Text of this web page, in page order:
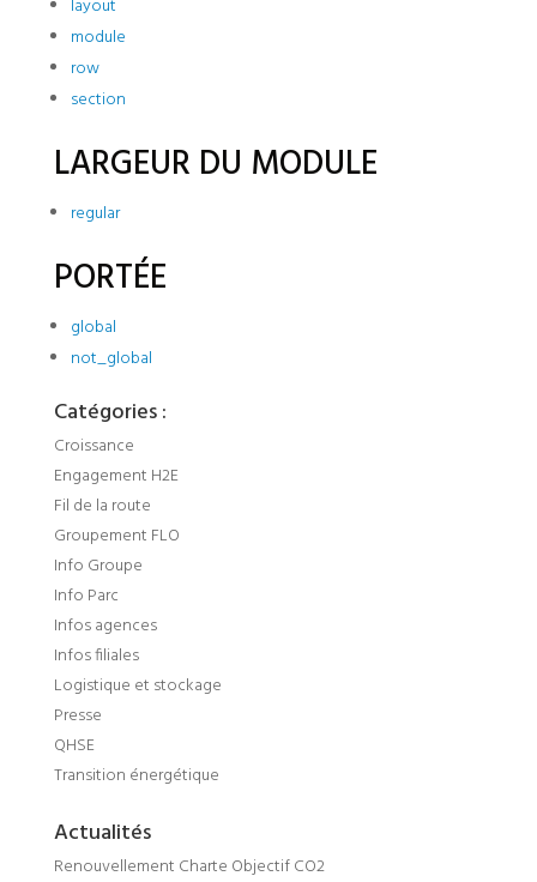
layout
module
row
section
LARGEUR DU MODULE
regular
PORTÉE
global
not_global
Catégories :
Croissance
Engagement H2E
Fil de la route
Groupement FLO
Info Groupe
Info Parc
Infos agences
Infos filiales
Logistique et stockage
Presse
QHSE
Transition énergétique
Actualités
Renouvellement Charte Objectif CO2